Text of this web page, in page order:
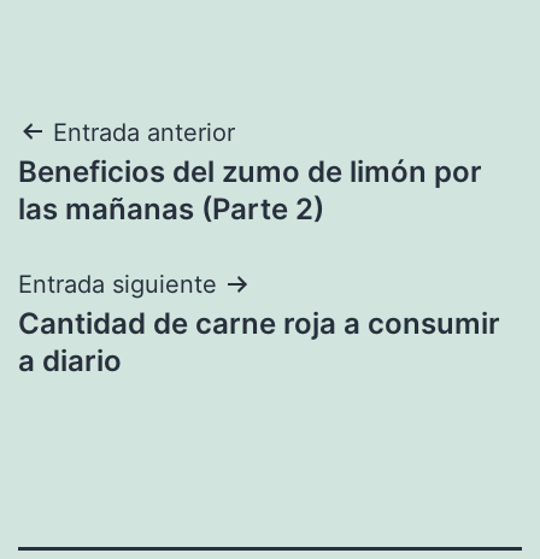
Navegación
de
Entrada anterior
Beneficios del zumo de limón por
las mañanas (Parte 2)
Entrada siguiente
Cantidad de carne roja a consumir
a diario